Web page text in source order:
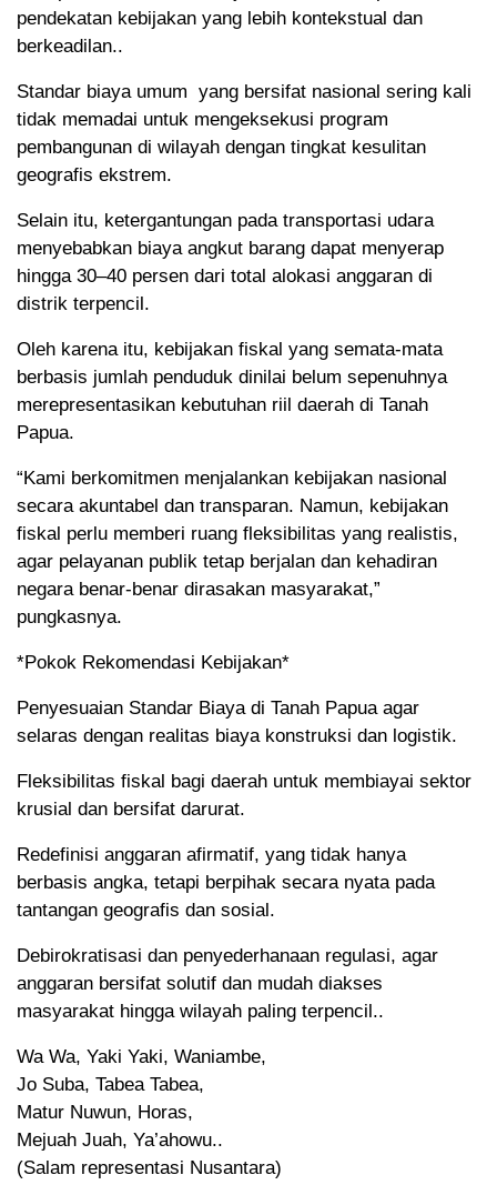
pendekatan kebijakan yang lebih kontekstual dan
berkeadilan..
Standar biaya umum yang bersifat nasional sering kali
tidak memadai untuk mengeksekusi program
pembangunan di wilayah dengan tingkat kesulitan
geografis ekstrem.
Selain itu, ketergantungan pada transportasi udara
menyebabkan biaya angkut barang dapat menyerap
hingga 30–40 persen dari total alokasi anggaran di
distrik terpencil.
Oleh karena itu, kebijakan fiskal yang semata-mata
berbasis jumlah penduduk dinilai belum sepenuhnya
merepresentasikan kebutuhan riil daerah di Tanah
Papua.
“Kami berkomitmen menjalankan kebijakan nasional
secara akuntabel dan transparan. Namun, kebijakan
fiskal perlu memberi ruang fleksibilitas yang realistis,
agar pelayanan publik tetap berjalan dan kehadiran
negara benar-benar dirasakan masyarakat,”
pungkasnya.
*Pokok Rekomendasi Kebijakan*
Penyesuaian Standar Biaya di Tanah Papua agar
selaras dengan realitas biaya konstruksi dan logistik.
Fleksibilitas fiskal bagi daerah untuk membiayai sektor
krusial dan bersifat darurat.
Redefinisi anggaran afirmatif, yang tidak hanya
berbasis angka, tetapi berpihak secara nyata pada
tantangan geografis dan sosial.
Debirokratisasi dan penyederhanaan regulasi, agar
anggaran bersifat solutif dan mudah diakses
masyarakat hingga wilayah paling terpencil..
Wa Wa, Yaki Yaki, Waniambe,
Jo Suba, Tabea Tabea,
Matur Nuwun, Horas,
Mejuah Juah, Ya’ahowu..
(Salam representasi Nusantara)